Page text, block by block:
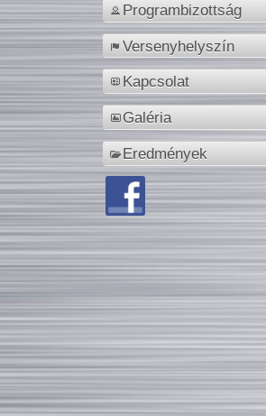
Programbizottság
Versenyhelyszín
Kapcsolat
Galéria
Eredmények